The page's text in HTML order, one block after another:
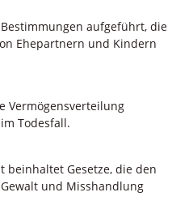
aufgeführt, die
Ehepartnern und Kindern
Vermögensverteilung
Todesfall.
beinhaltet Gesetze, die den
und Misshandlung